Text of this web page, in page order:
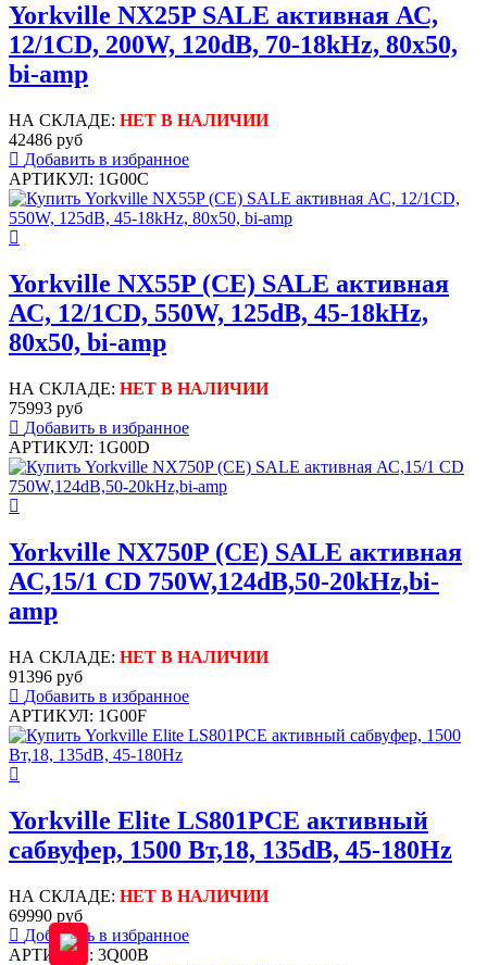
Yorkville NX25P SALE активная АС,
12/1CD, 200W, 120dB, 70-18kHz, 80x50,
bi-amp
НА СКЛАДЕ: НЕТ В НАЛИЧИИ
42486 руб
Добавить в избранное
АРТИКУЛ: 1G00C
Yorkville NX55P (CE) SALE активная
АС, 12/1CD, 550W, 125dB, 45-18kHz,
80x50, bi-amp
НА СКЛАДЕ: НЕТ В НАЛИЧИИ
75993 руб
Добавить в избранное
АРТИКУЛ: 1G00D
Yorkville NX750P (CE) SALE активная
АС,15/1 CD 750W,124dB,50-20kHz,bi-
amp
НА СКЛАДЕ: НЕТ В НАЛИЧИИ
91396 руб
Добавить в избранное
АРТИКУЛ: 1G00F
Yorkville Elite LS801PCE активный
сабвуфер, 1500 Вт,18, 135dB, 45-180Hz
НА СКЛАДЕ: НЕТ В НАЛИЧИИ
69990 руб
Добавить в избранное
АРТИКУЛ: 3Q00B